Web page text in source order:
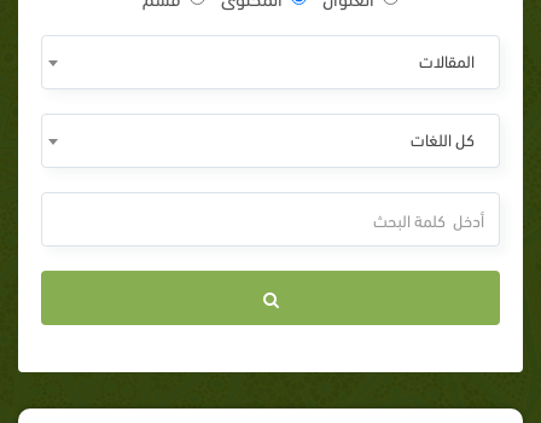
المقالات
كل اللغات